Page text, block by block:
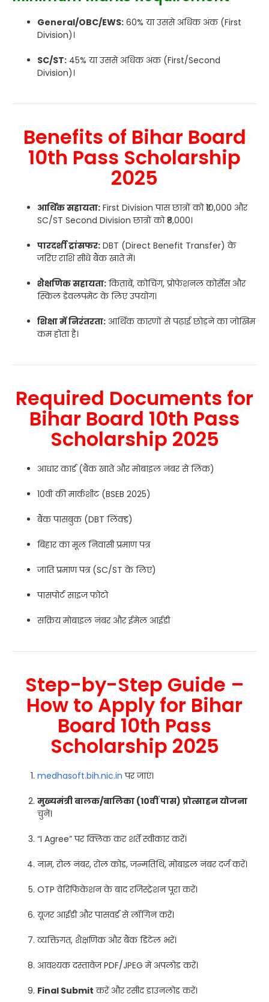
General/OBC/EWS: 60% या उससे अधिक अंक (First
Division)।
SC/ST: 45% या उससे अधिक अंक (First/Second
Division)।
Benefits of Bihar Board
10th Pass Scholarship
2025
आर्थिक सहायता: First Division पास छात्रों को ₹10,000 और
SC/ST Second Division छात्रों को ₹8,000।
पारदर्शी ट्रांसफर: DBT (Direct Benefit Transfer) के
जरिए राशि सीधे बैंक खाते में।
शैक्षणिक सहायता: किताबें, कोचिंग, प्रोफेशनल कोर्सेस और
स्किल डेवलपमेंट के लिए उपयोग।
शिक्षा में निरंतरता: आर्थिक कारणों से पढ़ाई छोड़ने का जोखिम
कम होता है।
Required Documents for
Bihar Board 10th Pass
Scholarship 2025
आधार कार्ड (बैंक खाते और मोबाइल नंबर से लिंक)
10वीं की मार्कशीट (BSEB 2025)
बैंक पासबुक (DBT लिंक्ड)
बिहार का मूल निवासी प्रमाण पत्र
जाति प्रमाण पत्र (SC/ST के लिए)
पासपोर्ट साइज फोटो
सक्रिय मोबाइल नंबर और ईमेल आईडी
Step-by-Step Guide –
How to Apply for Bihar
Board 10th Pass
Scholarship 2025
medhasoft.bih.nic.in पर जाएं।
मुख्यमंत्री बालक/बालिका (10वीं पास) प्रोत्साहन योजना
चुनें।
“I Agree” पर क्लिक कर शर्तें स्वीकार करें।
नाम, रोल नंबर, रोल कोड, जन्मतिथि, मोबाइल नंबर दर्ज करें।
OTP वेरिफिकेशन के बाद रजिस्ट्रेशन पूरा करें।
यूजर आईडी और पासवर्ड से लॉगिन करें।
व्यक्तिगत, शैक्षणिक और बैंक डिटेल भरें।
आवश्यक दस्तावेज PDF/JPEG में अपलोड करें।
Final Submit करें और रसीद डाउनलोड करें।